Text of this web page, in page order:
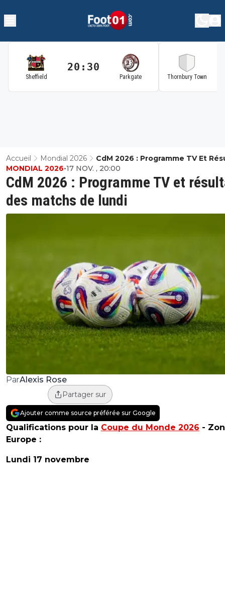
Sheffield
20:30
Parkgate Thornbury Town
Accueil Mondial 2026
CdM 2026 : Programme TV Et
Des Matchs De Lundi
CdM 2026 : Programme TV et
des matchs de lundi
MONDIAL 2026•17 NOV. , 20:00
ParAlexis Rose
Partager sur
Ajouter comme source préférée sur Google
Qualifications pour la Coupe du Monde 2026 -
Europe :
Lundi 17 novembre